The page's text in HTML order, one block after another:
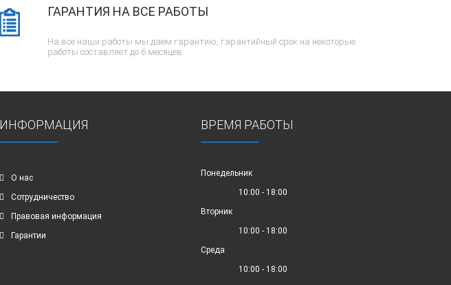
ГАРАНТИЯ НА ВСЕ РАБОТЫ
На все наши работы мы даем гарантию, гарантийный срок на некоторые
работы составляет до 6 месяцев.
ИНФОРМАЦИЯ
О нас
Сотрудничество
Правовая информация
Гарантии
ВРЕМЯ РАБОТЫ
Понедельник
10:00 - 18:00
Вторник
10:00 - 18:00
Среда
10:00 - 18:00